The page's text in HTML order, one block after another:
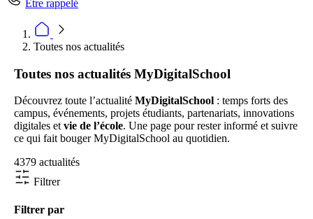
Être rappelé
Toutes nos actualités
Toutes nos actualités MyDigitalSchool
Découvrez toute l’actualité MyDigitalSchool : temps forts des
campus, événements, projets étudiants, partenariats, innovations
digitales etvie de l’école. Une page pour rester informé et suivre
ce qui fait bouger MyDigitalSchool au quotidien.
4379 actualités
Filtrer
Filtrer par